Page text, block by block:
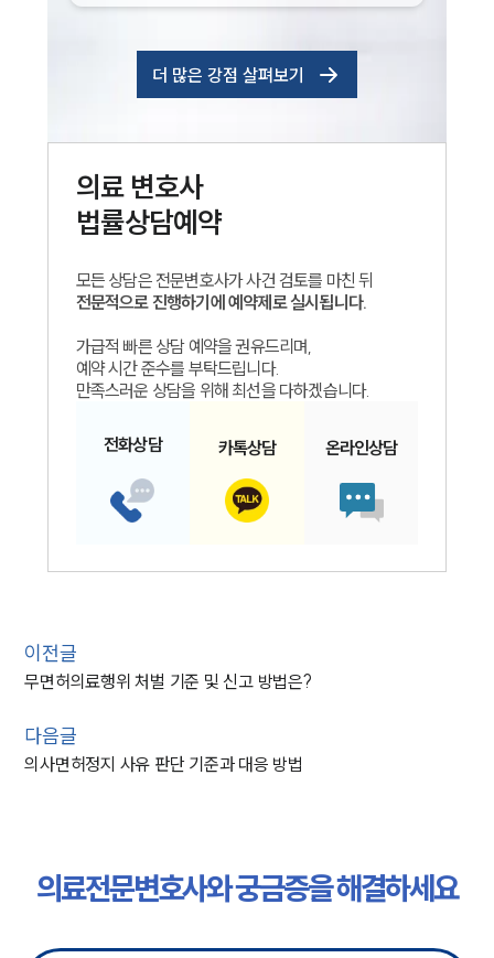
더 많은 강점 살펴보기
의료변호사
법률상담예약
모든 상담은 전문변호사가 사건 검토를 마친 뒤
전문적으로 진행하기에 예약제로 실시됩니다.
가급적 빠른 상담 예약을 권유드리며,
예약 시간 준수를 부탁드립니다.
만족스러운 상담을 위해 최선을 다하겠습니다.
전화상담 카톡상담 온라인상담
이전글
무면허의료행위 처벌 기준 및 신고 방법은?
다음글
의사면허정지 사유 판단 기준과 대응 방법
의료전문변호사와 궁금증을 해결하세요